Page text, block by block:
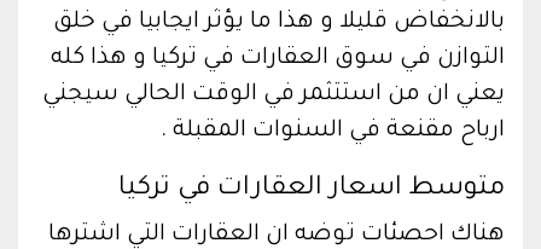
بالانخفاض قليلا و هذا ما يؤثر ايجابيا في خلق
التوازن في سوق العقارات في تركيا و هذا كله
يعني ان من استتثمر في الوقت الحالي سيجني
ارباح مقنعة في السنوات المقبلة .
متوسط اسعار العقارات في تركيا
هناك احصئات توضه ان العقارات التي اشترها